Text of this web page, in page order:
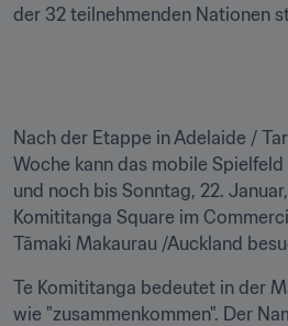
der 32 teilnehmenden Nationen
Nach der Etappe in Adelaide /
Woche kann das mobile
und noch bis Sonntag, 22.
Komititanga Square im
Tāmaki Makaurau /Auckland
Te Komititanga bedeutet in der
wie "zusammenkommen". Der